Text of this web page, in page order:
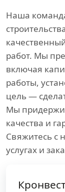
Наша
работ. Мы
включая
работы,
цель —
Мы
качества и
Свяжитесь с
услугах и